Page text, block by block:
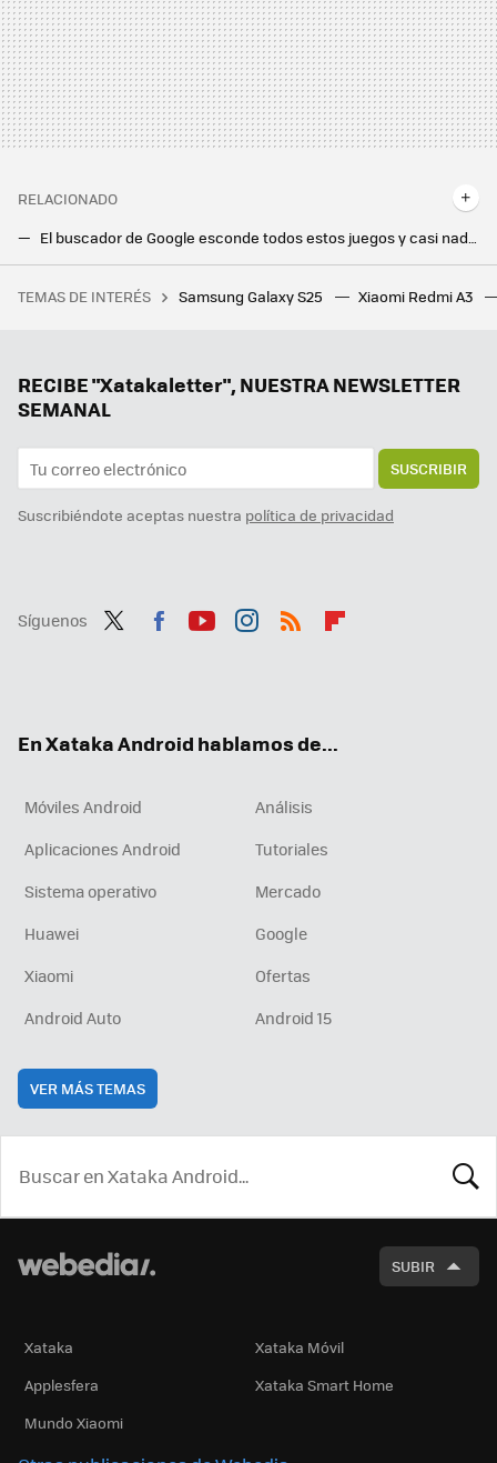
RELACIONADO
El buscador de Google esconde todos estos juegos y casi nadie se ha dado cuenta
Tormenta perfecta en Spotify: tras perseguir a los usuarios del APK Premium, ahora oye anuncios por error hasta quien sí paga
TEMAS DE INTERÉS Samsung Galaxy S25 Xiaomi Redmi A3
RECIBE "Xatakaletter", NUESTRA NEWSLETTER
SEMANAL
SUSCRIBIR
Suscribiéndote aceptas nuestra política de privacidad
Síguenos
En Xataka Android hablamos de...
Móviles Android
Análisis
Aplicaciones Android
Tutoriales
Sistema operativo
Mercado
Huawei
Google
Xiaomi
Ofertas
Android Auto
Android 15
VER MÁS TEMAS
SUBIR
Xataka
Xataka Móvil
Applesfera
Xataka Smart Home
Mundo Xiaomi